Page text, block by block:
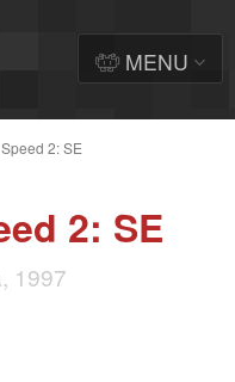
2: SE
2: SE
1997
MENU